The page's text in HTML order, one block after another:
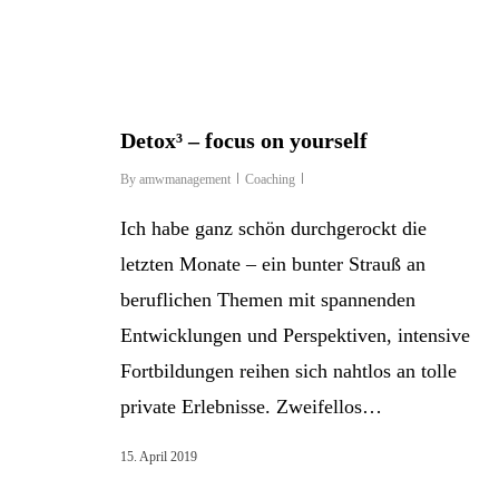
Detox³ – focus on yourself
By amwmanagement Coaching
Ich habe ganz schön durchgerockt die
letzten Monate – ein bunter Strauß an
beruflichen Themen mit spannenden
Entwicklungen und Perspektiven, intensive
Fortbildungen reihen sich nahtlos an tolle
private Erlebnisse. Zweifellos…
15. April 2019